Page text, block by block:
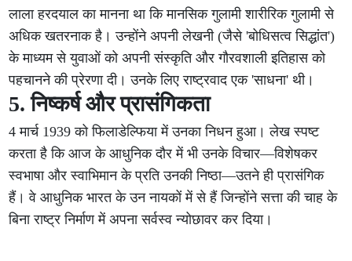
लाला हरदयाल का मानना था कि मानसिक गुलामी शारीरिक गुलामी से
अधिक खतरनाक है। उन्होंने अपनी लेखनी (जैसे 'बोधिसत्व सिद्धांत')
के माध्यम से युवाओं को अपनी संस्कृति और गौरवशाली इतिहास को
पहचानने की प्रेरणा दी। उनके लिए राष्ट्रवाद एक 'साधना' थी।
5. निष्कर्ष और प्रासंगिकता
4 मार्च 1939 को फिलाडेल्फिया में उनका निधन हुआ। लेख स्पष्ट
करता है कि आज के आधुनिक दौर में भी उनके विचार—विशेषकर
स्वभाषा और स्वाभिमान के प्रति उनकी निष्ठा—उतने ही प्रासंगिक
हैं। वे आधुनिक भारत के उन नायकों में से हैं जिन्होंने सत्ता की चाह के
बिना राष्ट्र निर्माण में अपना सर्वस्व न्योछावर कर दिया।